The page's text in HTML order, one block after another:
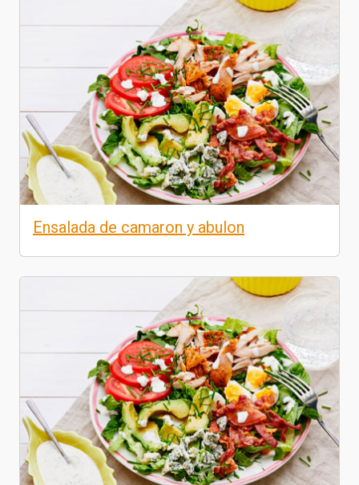
Ensalada de camaron y abulon